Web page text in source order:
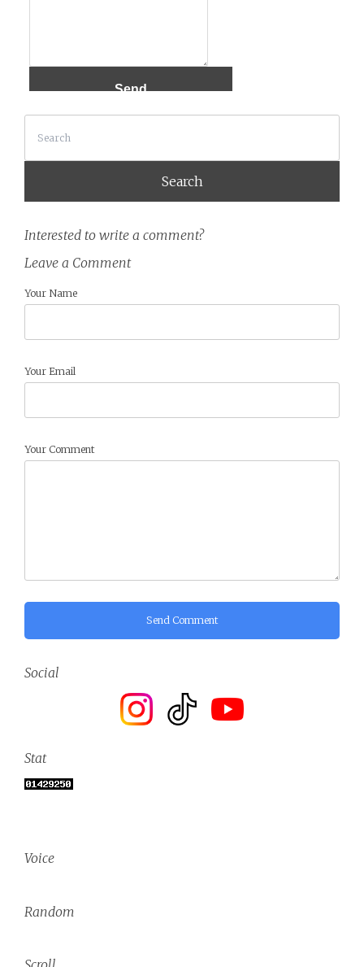
Interested to write a comment?
Leave a Comment
Your Name
Your Email
Your Comment
Send Comment
Social
Stat
Voice
Random